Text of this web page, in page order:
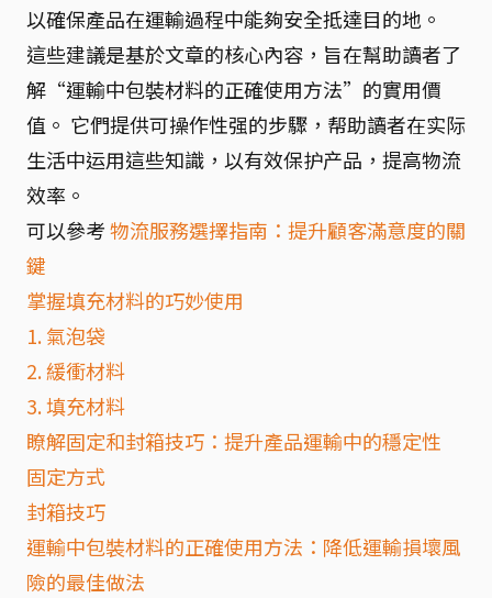
以確保產品在運輸過程中能夠安全抵達目的地。
這些建議是基於文章的核心內容，旨在幫助讀者了
解“運輸中包裝材料的正確使用方法”的實用價
值。 它們提供可操作性强的步驟，帮助讀者在实际
生活中运用這些知識，以有效保护产品，提高物流
效率。
可以參考物流服務選擇指南：提升顧客滿意度的關
鍵
掌握填充材料的巧妙使用
1. 氣泡袋
2. 緩衝材料
3. 填充材料
瞭解固定和封箱技巧：提升產品運輸中的穩定性
固定方式
封箱技巧
運輸中包裝材料的正確使用方法：降低運輸損壞風
險的最佳做法